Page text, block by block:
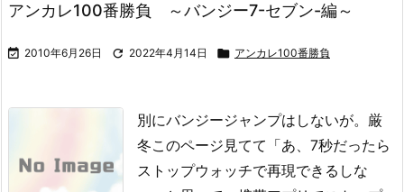
アンカレ100番勝負 ～バンジー7-セブン-編～
 2010年6月26日  2022年4月14日  アンカレ100番勝負
別にバンジージャンプはしないが。 厳
冬このページ見てて「あ、7秒だったら
ストップウォッチで再現できるしな